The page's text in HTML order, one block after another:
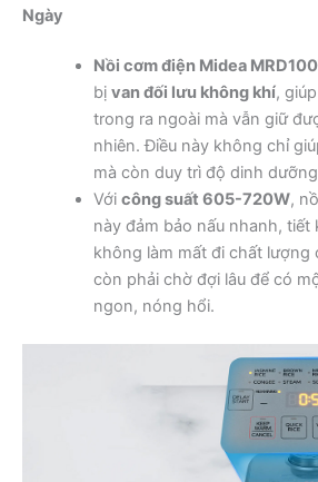
Ngày
Nồi cơm điện Midea
bị van đối lưu không khí,
trong ra ngoài mà vẫn giữ
nhiên. Điều này không chỉ
mà còn duy trì độ dinh
Với công suất 605-720W,
này đảm bảo nấu nhanh,
không làm mất đi chất lượng
còn phải chờ đợi lâu để có
ngon, nóng hổi.